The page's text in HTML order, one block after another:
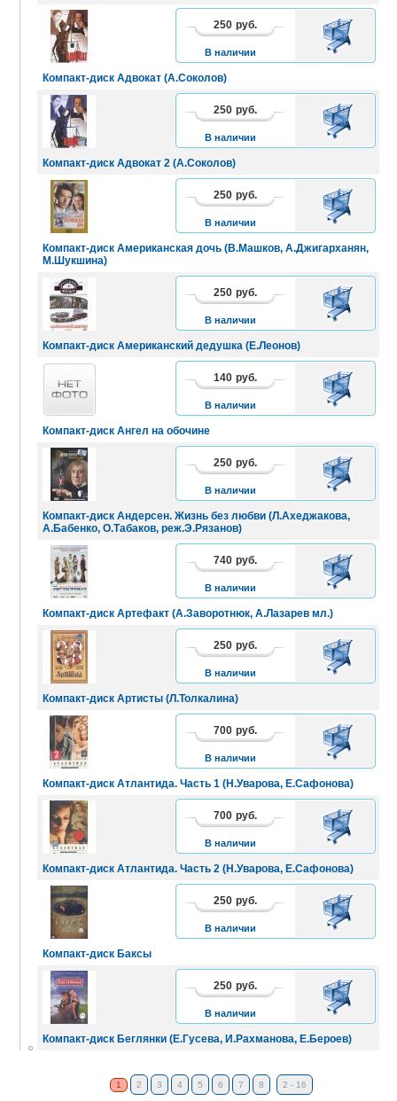
Компакт-диск Адвокат (А.Соколов)
250 руб.
В наличии
В
КОРЗИНУ
Компакт-диск Адвокат 2 (А.Соколов)
250 руб.
В наличии
В
КОРЗИНУ
Компакт-диск Американская дочь (В.Машков, А.Джигарханян,
М.Шукшина)
250 руб.
В наличии
В
КОРЗИНУ
Компакт-диск Американский дедушка (Е.Леонов)
250 руб.
В наличии
В
КОРЗИНУ
Компакт-диск Ангел на обочине
140 руб.
В наличии
В
КОРЗИНУ
Компакт-диск Андерсен. Жизнь без любви (Л.Ахеджакова,
А.Бабенко, О.Табаков, реж.Э.Рязанов)
250 руб.
В наличии
В
КОРЗИНУ
Компакт-диск Артефакт (А.Заворотнюк, А.Лазарев мл.)
740 руб.
В наличии
В
КОРЗИНУ
Компакт-диск Артисты (Л.Толкалина)
250 руб.
В наличии
В
КОРЗИНУ
Компакт-диск Атлантида. Часть 1 (Н.Уварова, Е.Сафонова)
700 руб.
В наличии
В
КОРЗИНУ
Компакт-диск Атлантида. Часть 2 (Н.Уварова, Е.Сафонова)
700 руб.
В наличии
В
КОРЗИНУ
Компакт-диск Баксы
250 руб.
В наличии
В
КОРЗИНУ
Компакт-диск Беглянки (Е.Гусева, И.Рахманова, Е.Бероев)
250 руб.
В наличии
В
КОРЗИНУ
1 2 3 4 5 6 7 8 2 - 16